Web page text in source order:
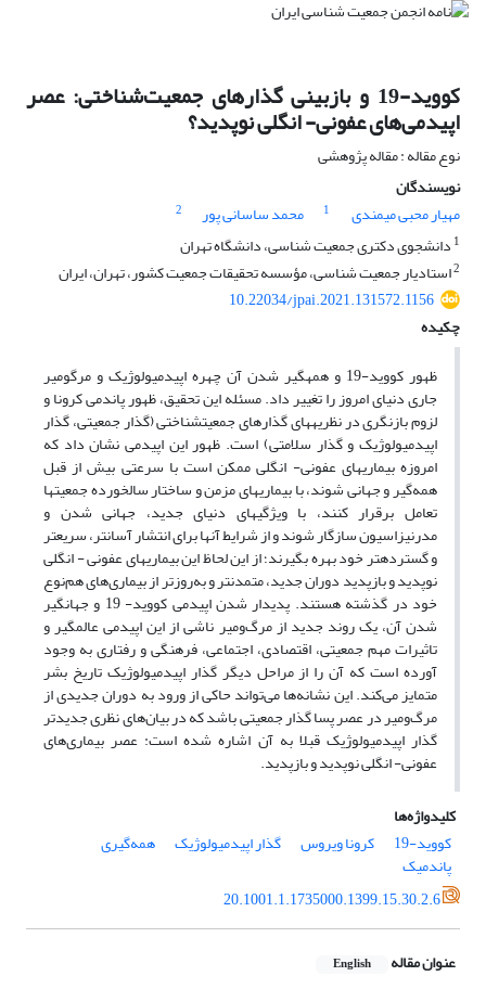
کووید-19 و بازبینی گذارهای جمعیت‌شناختی: عصر
اپیدمی‌های عفونی- انگلی نوپدید؟
نوع مقاله : مقاله پژوهشی
نویسندگان
مهیار محبی میمندی
1 محمد ساسانی پور
2
1 دانشجوی دکتری جمعیت شناسی، دانشگاه تهران
2استادیار جمعیت شناسی، مؤسسه تحقیقات جمعیت کشور، تهران، ایران
10.22034/jpai.2021.131572.1156
چکیده
ظهور کووید-19 و همه­گیر شدن آن چهره اپیدمیولوژیک و مرگ­ومیر
جاری دنیای امروز را تغییر داد. مسئله این تحقیق، ظهور پاندمی کرونا و
لزوم بازنگری در نظریه­های گذار­های جمعیت­شناختی (گذار جمعیتی، گذار
اپیدمیولوژیک و گذار سلامتی) است. ظهور این اپیدمی نشان داد که
امروزه بیماری­های عفونی- انگلی ممکن است با سرعتی بیش از قبل
‌همه‌گیر و جهانی شوند، با بیماری­های مزمن و ساختار سالخورده جمعیت­ها
تعامل برقرار کنند، با ویژگی­های دنیای جدید، جهانی شدن و
مدرنیزاسیون سازگار شوند و از شرایط آنها برای انتشار آسان­تر، سریع­تر
و گسترده­تر خود بهره بگیرند؛ از این لحاظ این بیماری­های عفونی - انگلی
نوپدید و بازپدید دوران جدید، متمدن­تر و به‌روزتر از بیماری‌های هم‌نوع
خود در گذشته هستند. پدیدار شدن اپیدمی کووید- 19 و جهانگیر
شدن آن، یک روند جدید از مرگ‌و‌میر ناشی از این اپیدمی عالمگیر و
تاثیرات مهم جمعیتی، اقتصادی، اجتماعی، فرهنگی و رفتاری به وجود
آورده است که آن را از مراحل دیگر گذار اپیدمیولوژیک تاریخ بشر
متمایز می‌کند. این نشانه‌ها می‌تواند حاکی از ورود به دوران جدیدی از
مرگ‌و‌میر در عصر پسا گذار جمعیتی باشد که در بیان‌های نظری جدیدتر
گذار اپیدمیولوژیک قبلا به آن اشاره شده است: عصر بیماری‌های
عفونی- انگلی نوپدید و بازپدید.
کلیدواژه‌ها
کووید-19
کرونا ویروس گذار اپیدمیولوژیک ‌همه‌گیری
پاندمیک
20.1001.1.1735000.1399.15.30.2.6
عنوان مقاله English